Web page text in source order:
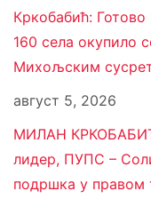
Кркобабић:
160 села окупило
Михољским
август 5, 2026
МИЛАН
лидер, ПУПС –
подршка у правом